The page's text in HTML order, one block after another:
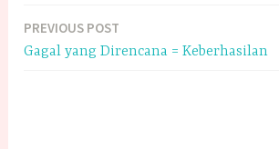
Navigasi
pos
PREVIOUS POST
Gagal yang Direncana = Keberhasilan